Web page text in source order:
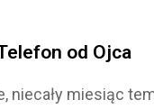
od Ojca
niecały miesiąc